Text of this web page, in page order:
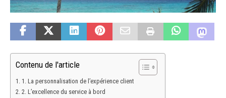
Contenu de l'article
1. La personnalisation de l’expérience client
2. L’excellence du service à bord